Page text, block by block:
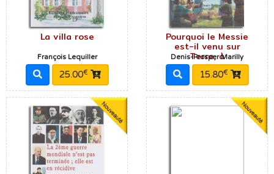
La villa rose
François Lequiller
25.00€
Pourquoi le Messie
est-il venu sur
Terre, à
Denis-Prosper Marilly
15.80€